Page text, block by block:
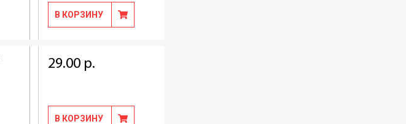
В КОРЗИНУ
29.00 р.
В КОРЗИНУ